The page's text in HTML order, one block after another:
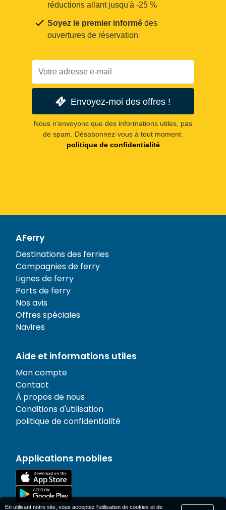
réductions allant jusqu'à -25 %
Soyez le premier informé des
ouvertures de réservation
Envoyez-moi des offres !
Nous n'envoyons que des informations utiles, pas
de spam. Désabonnez-vous à tout moment.
politique de confidentialité
AFerry
Destinations des ferries
Compagnies de ferry
Lignes de ferry
Ports de ferry
Nos avis
Offres spéciales
Navires
Aide et informations utiles
Mon compte
Contact
À propos de nous
Conditions d'utilisation
politique de confidentialité
Applications mobiles
En utilisant notre site, vous acceptez l'utilisation de cookies et de